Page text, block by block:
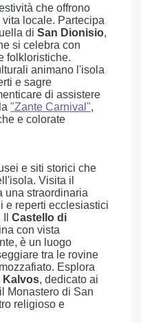
che offrono
locale. Partecipa
di San Dionisio,
si celebra con
folkloristiche.
animano l'isola
e sagre
di assistere
"Zante Carnival",
e colorate
e siti storici che
Visita il
una straordinaria
e reperti ecclesiastici
Castello di
con vista
è un luogo
tra le rovine
Esplora
Kalvos, dedicato ai
Monastero di San
religioso e